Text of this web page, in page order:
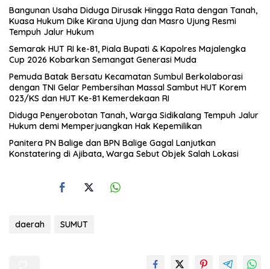
Bangunan Usaha Diduga Dirusak Hingga Rata dengan Tanah,
Kuasa Hukum Dike Kirana Ujung dan Masro Ujung Resmi
Tempuh Jalur Hukum
Semarak HUT RI ke-81, Piala Bupati & Kapolres Majalengka
Cup 2026 Kobarkan Semangat Generasi Muda
Pemuda Batak Bersatu Kecamatan Sumbul Berkolaborasi
dengan TNI Gelar Pembersihan Massal Sambut HUT Korem
023/KS dan HUT Ke-81 Kemerdekaan RI
Diduga Penyerobotan Tanah, Warga Sidikalang Tempuh Jalur
Hukum demi Memperjuangkan Hak Kepemilikan
Panitera PN Balige dan BPN Balige Gagal Lanjutkan
Konstatering di Ajibata, Warga Sebut Objek Salah Lokasi
daerah SUMUT